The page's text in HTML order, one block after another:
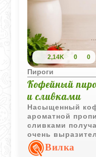
2,14K 0 0
Пироги
Кофейный
и сливками
Насыщенный
ароматной
сливками
очень
Особенно
длительной
Вилка